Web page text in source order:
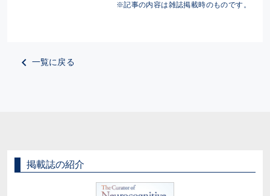
※記事の内容は雑誌掲載時のものです。
一覧に戻る
掲載誌の紹介